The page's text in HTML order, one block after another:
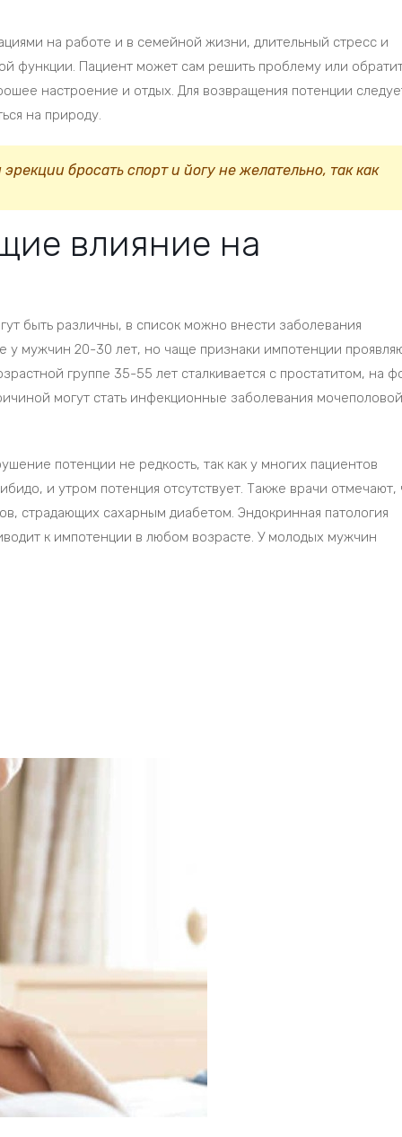
на работе и в семейной жизни, длительный стресс и
функции. Пациент может сам решить проблему или
настроение и отдых. Для возвращения потенции
на природу.
бросать спорт и йогу не желательно, так как
влияние на
быть различны, в список можно внести заболевания
у мужчин 20-30 лет, но чаще признаки импотенции
группе 35-55 лет сталкивается с простатитом, на
могут стать инфекционные заболевания мочеполовой
потенции не редкость, так как у многих пациентов
и утром потенция отсутствует. Также врачи отмечают,
страдающих сахарным диабетом. Эндокринная патология
к импотенции в любом возрасте. У молодых мужчин